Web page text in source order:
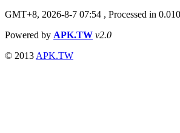
GMT+8, 2026-8-7 07:54 , Processed in
Powered by APK.TW v2.0
© 2013 APK.TW